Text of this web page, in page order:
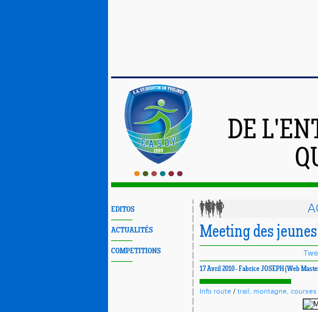
DE
EDITOS
ACTUALITÉS
COMPETITIONS
Meeting des jeunes
17 Avril 2010 - Fabrice JOSEPH (Web
Info route / trail, montagne,